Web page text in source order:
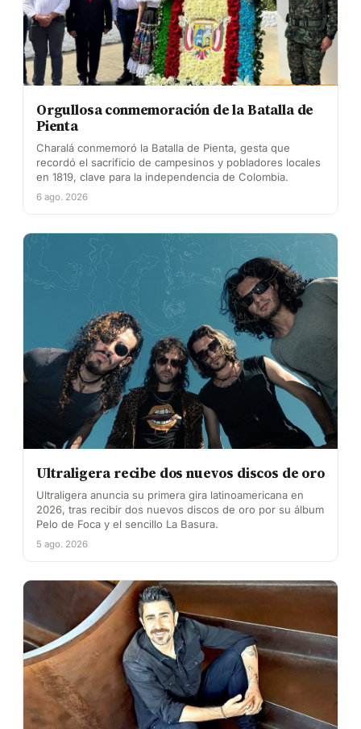
Orgullosa conmemoración de la Batalla de
Pienta
Charalá conmemoró la Batalla de Pienta, gesta que
recordó el sacrificio de campesinos y pobladores locales
en 1819, clave para la independencia de Colombia.
6 ago. 2026
Ultraligera recibe dos nuevos discos de oro
Ultraligera anuncia su primera gira latinoamericana en
2026, tras recibir dos nuevos discos de oro por su álbum
Pelo de Foca y el sencillo La Basura.
5 ago. 2026